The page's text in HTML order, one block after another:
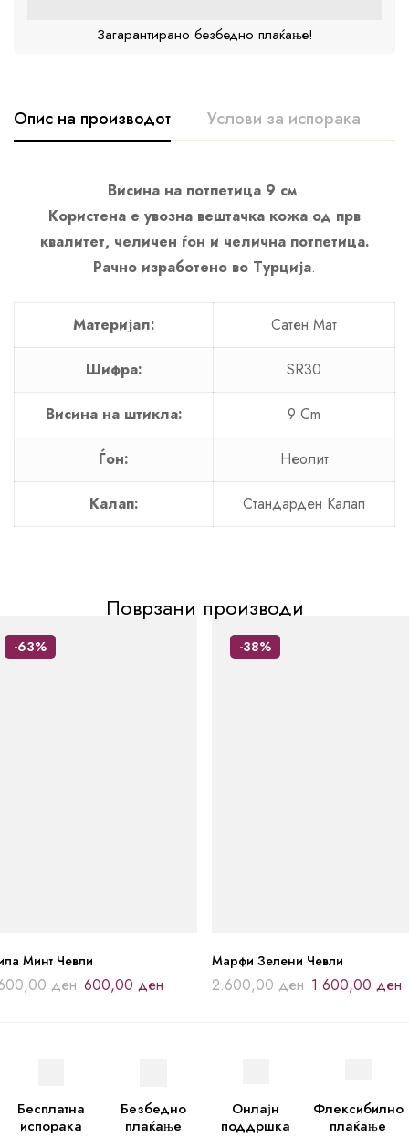
Загарантирано безбедно плаќање!
Опис на производот Услови за испорака
Висина на потпетица 9 см.
Користена е увозна вештачка кожа од прв
квалитет, челичен ѓон и челична потпетица.
Рачно изработено во Турција.
Материјал: Сатен Мат
Шифра: SR30
Висина на штикла: 9 Cm
Ѓон: Неолит
Калап: Стандарден Калап
Поврзани производи
-63%
Минт Чевли
ден 600,00 ден
-38%
Марфи Зелени Чевли
2.600,00ден 1.600,00 ден
Бесплатна
испорака
Безбедно
плаќање
Онлајн
поддршка
Флексибилно
плаќање